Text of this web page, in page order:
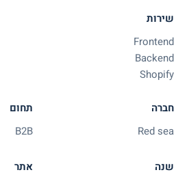
שירות
Frontend
Backend
Shopify
חברה
Red sea
תחום
B2B
שנה
אתר